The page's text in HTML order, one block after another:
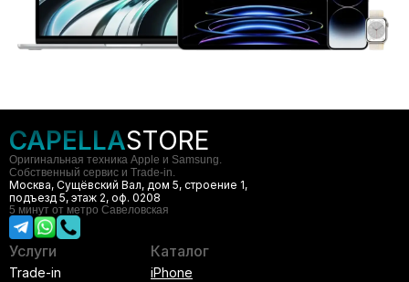
CAPELLASTORE
Оригинальная техника Apple и Samsung.
Собственный сервис и Trade-in.
Москва, Сущёвский Вал, дом 5, строение 1,
подъезд 5, этаж 2, оф. 0208
5 минут от метро Савеловская
Услуги
Trade-in
Каталог
iPhone